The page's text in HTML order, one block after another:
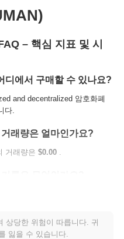
– 핵심 지표 및 시
에서 구매할 수 있나요?
and decentralized 암호화폐
다.
래량은 얼마인가요?
거래량은 $0.00 .
낮게 거래되고 있습니다 .
상당한 위험이 따릅니다. 귀
잃을 수 있습니다.